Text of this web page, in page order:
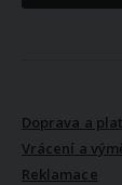
Doprava a
Vrácení a
Reklamace